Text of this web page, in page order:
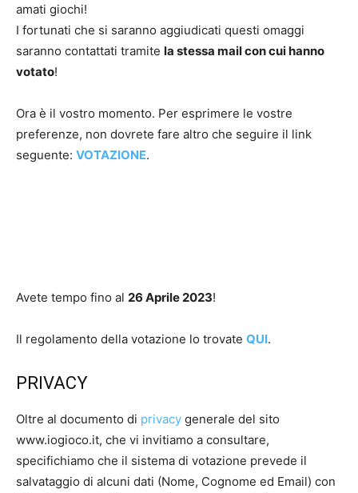
amati giochi!
I fortunati che si saranno aggiudicati questi omaggi
saranno contattati tramite la stessa mail con cui hanno
votato!
Ora è il vostro momento. Per esprimere le vostre
preferenze, non dovrete fare altro che seguire il link
seguente: VOTAZIONE.
Avete tempo fino al 26 Aprile 2023!
Il regolamento della votazione lo trovate QUI.
PRIVACY
Oltre al documento di privacy generale del sito
www.iogioco.it, che vi invitiamo a consultare,
specifichiamo che il sistema di votazione prevede il
salvataggio di alcuni dati (Nome, Cognome ed Email) con